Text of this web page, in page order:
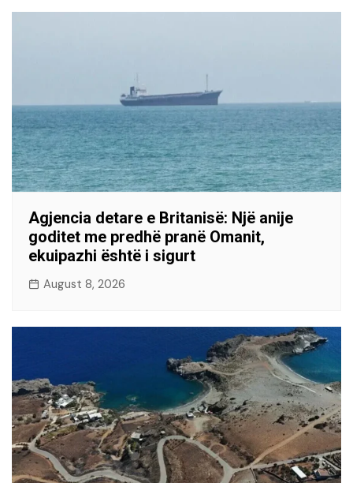
Agjencia detare e Britanisë: Një anije
goditet me predhë pranë Omanit,
ekuipazhi është i sigurt
August 8, 2026